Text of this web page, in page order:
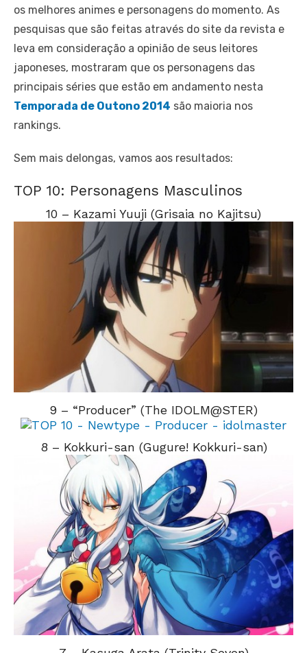
os melhores animes e personagens do momento. As
pesquisas que são feitas através do site da revista e
leva em consideração a opinião de seus leitores
japoneses, mostraram que os personagens das
principais séries que estão em andamento nesta
Temporada de Outono 2014 são maioria nos
rankings.
Sem mais delongas, vamos aos resultados:
TOP 10: Personagens Masculinos
10 – Kazami Yuuji (Grisaia no Kajitsu)
9 – “Producer” (The IDOLM@STER)
8 – Kokkuri-san (Gugure! Kokkuri-san)